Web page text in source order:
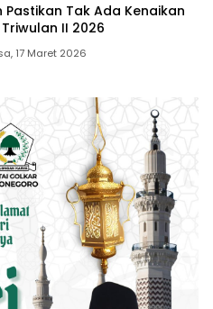
Pastikan Tak Ada Kenaikan
II 2026
17 Maret 2026